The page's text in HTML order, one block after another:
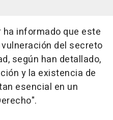
ha informado que este
del secreto
según han detallado,
y la existencia de
esencial en un